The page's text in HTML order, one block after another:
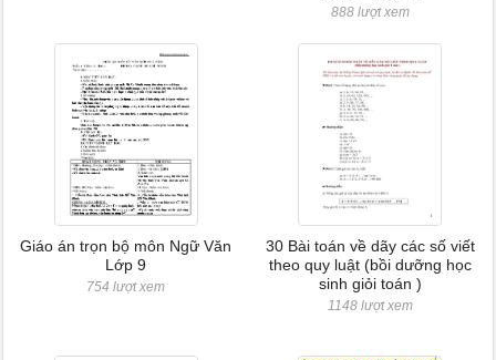
888 lượt xem
Giáo án trọn bộ môn Ngữ Văn
Lớp 9
754 lượt xem
30 Bài toán về dãy các số viết
theo quy luật (bồi dưỡng học
sinh giỏi toán )
1148 lượt xem